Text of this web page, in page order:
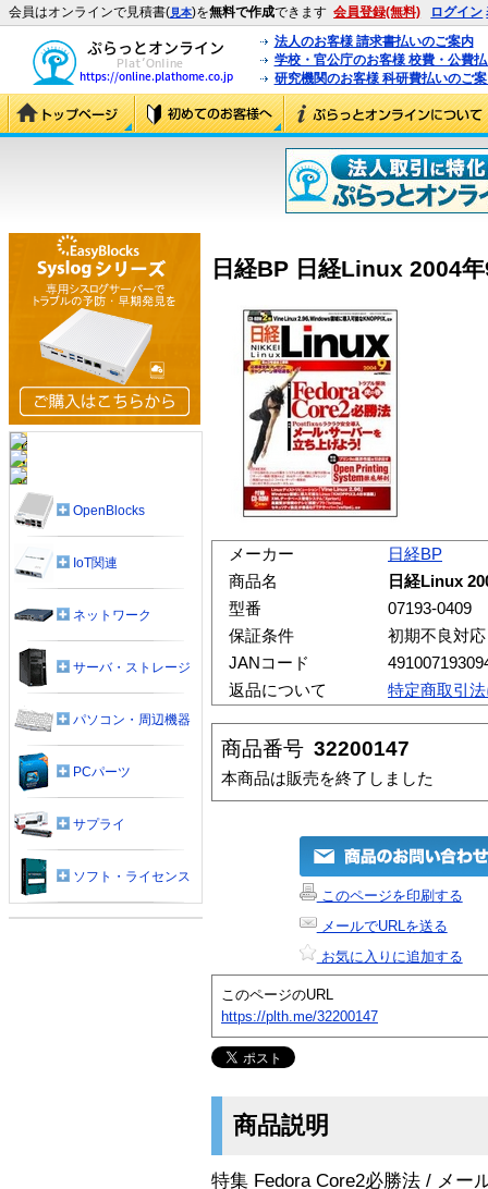
会員はオンラインで見積書(見本)を無料で作成できます 会員登録(無料) ログイン
法人のお客様 請求書払いのご案内
学校・官公庁のお客様 校費・公費
研究機関のお客様 科研費払いのご
日経BP 日経Linux 2004
メーカー
日経BP
商品名
日経Linux
型番
07193-0409
保証条件
初期不良対
JANコード
返品について
特定商取引
商品番号 32200147
本商品は販売を終了しました
このページを印刷する
メールでURLを送る
お気に入りに追加する
このページのURL
https://plth.me/32200147
商品説明
特集 Fedora Core2必勝法 / メー
OpenBlocks
IoT関連
ネットワーク
サーバ・ストレージ
パソコン・周辺機器
PCパーツ
サプライ
ソフト・ライセンス